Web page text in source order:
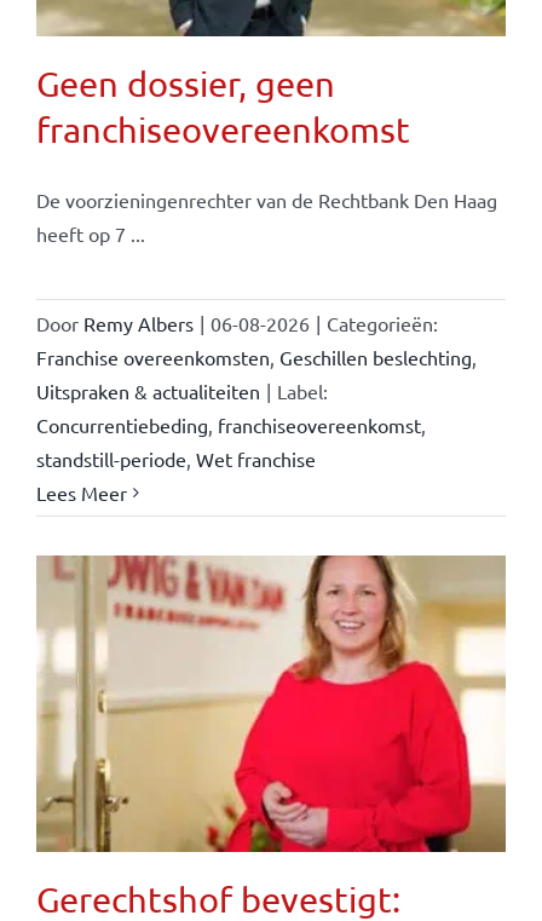
Geen dossier, geen
franchiseovereenkomst
De voorzieningenrechter van de Rechtbank Den Haag
heeft op 7 ...
Door Remy Albers | 06-08-2026 | Categorieën:
Franchise overeenkomsten Geschillen beslechting
Uitspraken & actualiteiten | Label:
Concurrentiebeding franchiseovereenkomst,
standstill-periode Wet franchise
Lees Meer
Gerechtshof bevestigt: